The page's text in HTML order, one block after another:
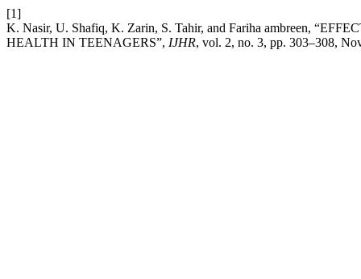
[1]
K. Nasir, U. Shafiq, K. Zarin, S. Tahir, and Fariha ambreen,
HEALTH IN TEENAGERS”, IJHR, vol. 2, no. 3, pp. 303–308,